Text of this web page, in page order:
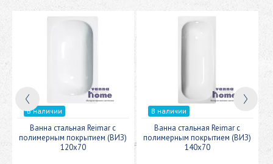
В наличии
Ванна стальная Reimar с
полимерным покрытием (ВИЗ)
120x70
В наличии
Ванна стальная Reimar с
полимерным покрытием (ВИЗ)
140x70